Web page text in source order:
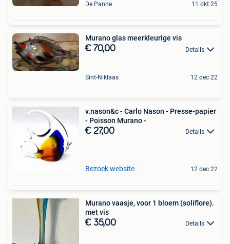
De Panne 11 okt 25
Murano glas meerkleurige vis
€ 70,00 Details
Sint-Niklaas 12 dec 22
v.nason&c - Carlo Nason - Presse-papier
- Poisson Murano -
€ 27,00 Details
Bezoek website 12 dec 22
Murano vaasje, voor 1 bloem (soliflore).
met vis
€ 35,00 Details